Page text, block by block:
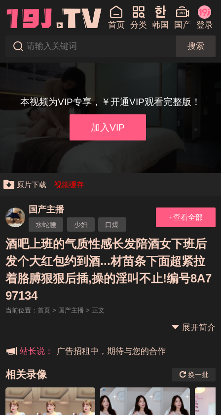
首页 分类 韩国 国产 登录
搜索
本视频为VIP专享，￥开通VIP观看完整版！
加入VIP
原片下载 视频缓存
国产主播
水蛇腰 少妇 口爆
+查看全部
酒吧上班的气质性感长发陪酒女下班后
发个大红包约到酒...材苗条下面超紧拉
着胳膊狠狠后插,操的淫叫不止!编号8A7
97134
当前位置： 首页> 国产主播 > 正文
展开简介
站长说： 广告招租中，期待与您的合作
相关录像 换一批